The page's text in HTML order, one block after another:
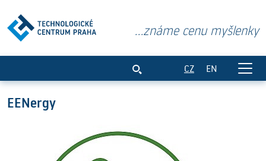
...známe cenu myšlenky
CZ EN
EENergy